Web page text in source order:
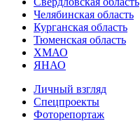
Челябинская область
Курганская область
Тюменская область
ХМАО
ЯНАО
Личный взгляд
Спецпроекты
Фоторепортаж